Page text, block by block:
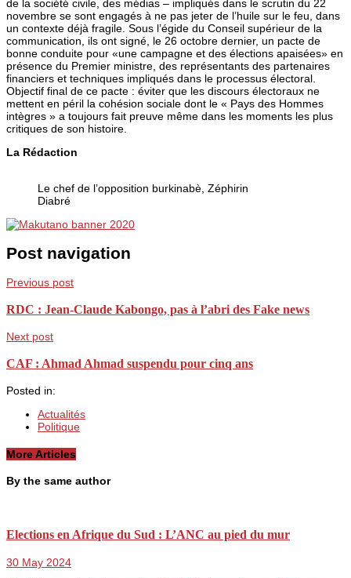
de la société civile, des médias – impliqués dans le scrutin du 22
novembre se sont engagés à ne pas jeter de l’huile sur le feu, dans
un contexte déjà fragile. Sous l’égide du Conseil supérieur de la
communication, ils ont signé, le 26 octobre dernier, un pacte de
bonne conduite pour «une campagne et des élections apaisées» en
présence du Premier ministre, des représentants des partenaires
financiers et techniques impliqués dans le processus électoral.
Objectif final de ce pacte : éviter que les discours électoraux ne
mettent en péril la cohésion sociale dont le « Pays des Hommes
intègres » a toujours fait preuve même dans les moments les plus
critiques de son histoire.
La Rédaction
Le chef de l’opposition burkinabè, Zéphirin
Diabré
Post navigation
Previous post
RDC : Jean-Claude Kabongo, pas à l’abri des Fake news
Next post
CAF : Ahmad Ahmad suspendu pour cinq ans
Posted in:
Actualités
Politique
More Articles
By the same author
Elections en Afrique du Sud : L’ANC au pied du mur
30 May 2024